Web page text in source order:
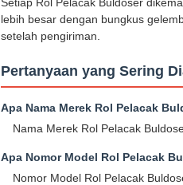
lebih besar dengan bungkus
setelah pengiriman.
Pertanyaan yang Sering
Apa Nama Merek Rol Pelacak
Nama Merek Rol Pelacak
Apa Nomor Model Rol Pelacak
Nomor Model Rol Pelacak